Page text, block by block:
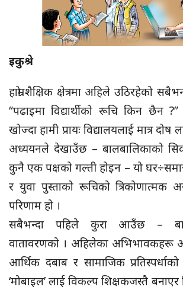
इकुश्रे
हाम्रो शैक्षिक क्षेत्रमा अहिले उठिरहेको
“पढाइमा विद्यार्थीको रूचि किन छैन
खोज्दा हामी प्रायः विद्यालयलाई मात्र
अध्ययनले देखाउँछ – बालबालिकाको
कुनै एक पक्षको गल्ती होइन – यो
र युवा पुस्ताको रूचिको त्रिकोणात्मक
परिणाम हो ।
सबैभन्दा पहिले कुरा आउँछ –
वातावरणको । अहिलेका अभिभावकहरू
आर्थिक दबाब र सामाजिक
‘मोबाइल’ लाई विकल्प शिक्षकजस्तै